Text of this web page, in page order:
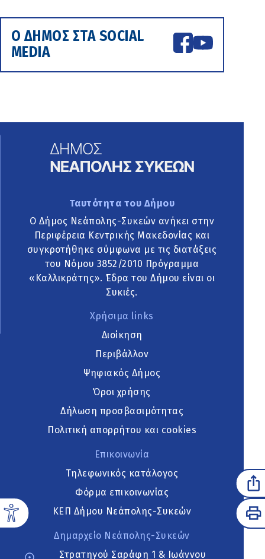
Ο ΔΗΜΟΣ ΣΤΑ SOCIAL
MEDIA
Ταυτότητα του Δήμου
Ο Δήμος Νεάπολης-Συκεών ανήκει στην
Περιφέρεια Κεντρικής Μακεδονίας και
συγκροτήθηκε σύμφωνα με τις διατάξεις
του Νόμου 3852/2010 Πρόγραμμα
«Καλλικράτης». Έδρα του Δήμου είναι οι
Συκιές.
Χρήσιμα links
Διοίκηση
Περιβάλλον
Ψηφιακός Δήμος
Όροι χρήσης
Δήλωση προσβασιμότητας
Πολιτική απορρήτου και cookies
Επικοινωνία
Τηλεφωνικός κατάλογος
Φόρμα επικοινωνίας
ΚΕΠ Δήμου Νεάπολης-Συκεών
Δημαρχείο Νεάπολης-Συκεών
Στρατηγού Σαράφη 1 & Ιωάννου